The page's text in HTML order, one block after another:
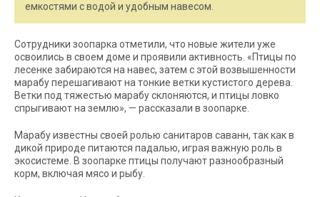
емкостями с водой и удобным навесом.
Сотрудники зоопарка отметили, что новые жители уже
освоились в своем доме и проявили активность. «Птицы по
лесенке забираются на навес, затем с этой возвышенности
марабу перешагивают на тонкие ветки кустистого дерева.
Ветки под тяжестью марабу склоняются, и птицы ловко
спрыгивают на землю», — рассказали в зоопарке.
Марабу известны своей ролью санитаров саванн, так как в
дикой природе питаются падалью, играя важную роль в
экосистеме. В зоопарке птицы получают разнообразный
корм, включая мясо и рыбу.